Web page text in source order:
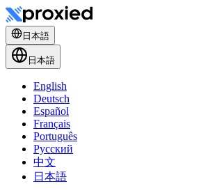
日本語
日本語
English
Deutsch
Español
Français
Português
Русский
中文
日本語